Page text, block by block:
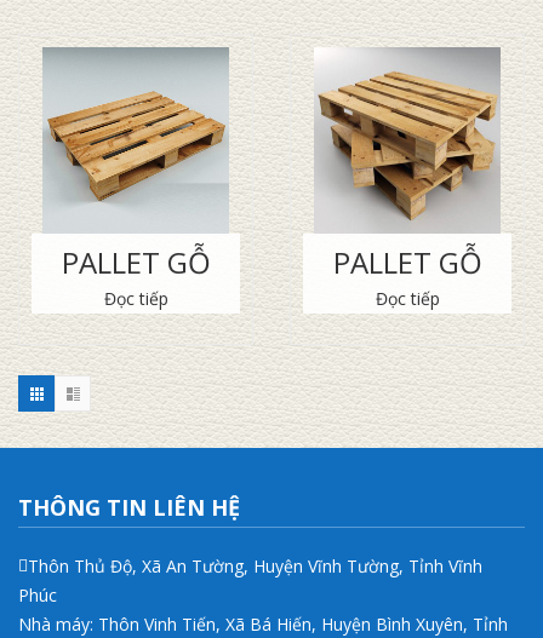
PALLET GỖ
Đọc tiếp
PALLET GỖ
Đọc tiếp
THÔNG TIN LIÊN HỆ
Thôn Thủ Độ, Xã An Tường, Huyện Vĩnh Tường, Tỉnh Vĩnh
Phúc
Nhà máy: Thôn Vinh Tiến, Xã Bá Hiến, Huyện Bình Xuyên, Tỉnh